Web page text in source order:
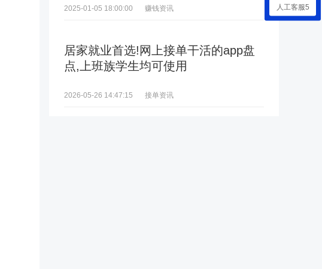
2025-01-05 18:00:00 赚钱资讯
居家就业首选!网上接单干活的app盘
点,上班族学生均可使用
2026-05-26 14:47:15 接单资讯
人工客服5